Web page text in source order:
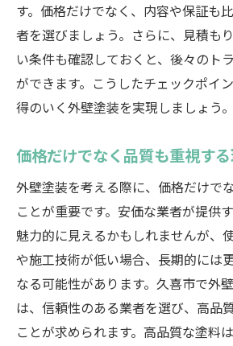
す。価格だけでなく、内容や保証も
者を選びましょう。さらに、見積も
い条件も確認しておくと、後々のト
ができます。こうしたチェックポイ
得のいく外壁塗装を実現しましょう。
価格だけでなく品質も重視す
外壁塗装を考える際に、価格だけで
ことが重要です。安価な業者が提供
魅力的に見えるかもしれませんが、
や施工技術が低い場合、長期的には
なる可能性があります。久喜市で外
は、信頼性のある業者を選び、高品
ことが求められます。高品質な塗料